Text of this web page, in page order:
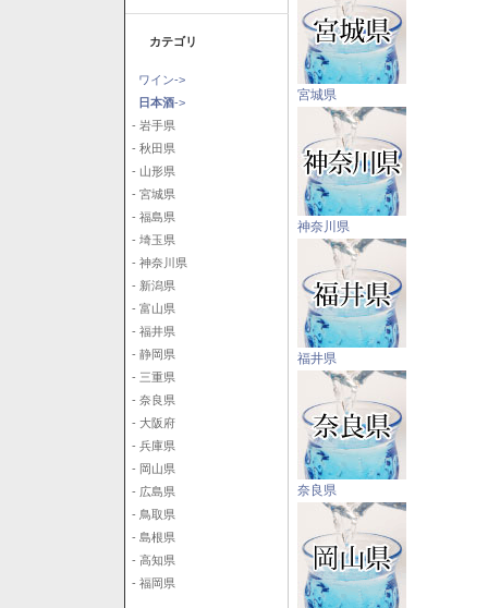
カテゴリ
ワイン->
日本酒->
- 岩手県
- 秋田県
- 山形県
- 宮城県
- 福島県
- 埼玉県
- 神奈川県
- 新潟県
- 富山県
- 福井県
- 静岡県
- 三重県
- 奈良県
- 大阪府
- 兵庫県
- 岡山県
- 広島県
- 鳥取県
- 島根県
- 高知県
- 福岡県
宮城県
神奈川県
福井県
奈良県